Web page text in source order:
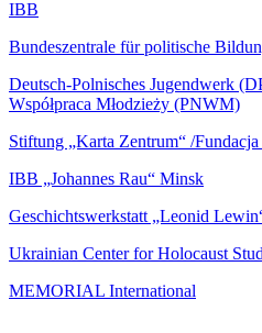
IBB
Bundeszentrale für politische
Deutsch-Polnisches Jugendwerk
Współpraca Młodzieży (PNWM)
Stiftung „Karta Zentrum“ /
IBB „Johannes Rau“ Minsk
Geschichtswerkstatt „Leonid
Ukrainian Center for Holocaust
MEMORIAL International